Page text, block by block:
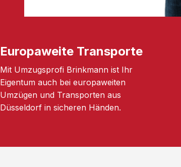
Europaweite Transporte
Mit Umzugsprofi Brinkmann ist Ihr
Eigentum auch bei europaweiten
Umzügen und Transporten aus
Düsseldorf in sicheren Händen.